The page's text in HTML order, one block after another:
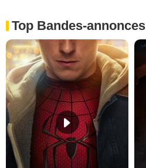
Top Bandes-annonces